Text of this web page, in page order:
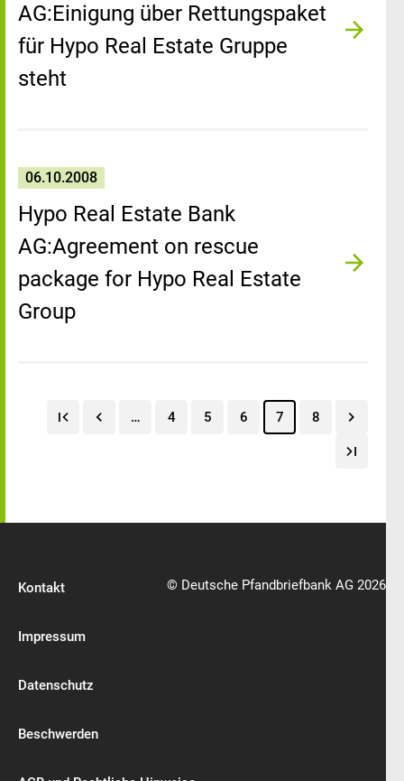
AG:Einigung über Rettungspaket
für Hypo Real Estate Gruppe
steht
06.10.2008
Hypo Real Estate Bank
AG:Agreement on rescue
package for Hypo Real Estate
Group
… 4 5 6 7 8
Kontakt
Impressum
Datenschutz
Beschwerden
© Deutsche Pfandbriefbank AG 2026